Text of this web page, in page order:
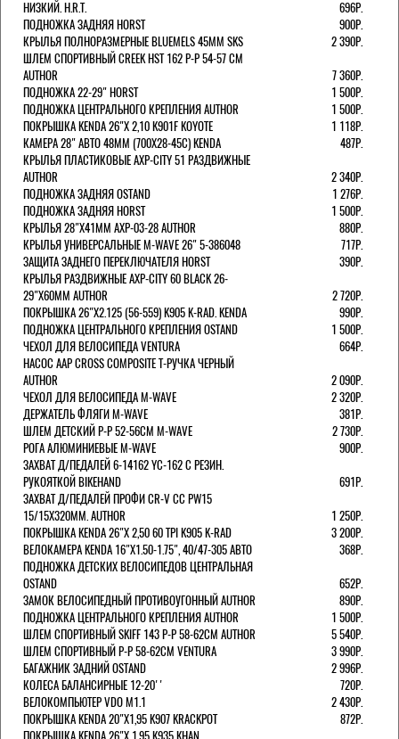
НИЗКИЙ. H.R.T.
696Р.
ПОДНОЖКА ЗАДНЯЯ HORST
900Р.
КРЫЛЬЯ ПОЛНОРАЗМЕРНЫЕ BLUEMELS 45MM SKS
2 390Р.
ШЛЕМ СПОРТИВНЫЙ CREEK HST 162 Р-Р 54-57 СМ
AUTHOR
7 360Р.
ПОДНОЖКА 22-29" HORST
1 500Р.
ПОДНОЖКА ЦЕНТРАЛЬНОГО КРЕПЛЕНИЯ AUTHOR
1 500Р.
ПОКРЫШКА KENDA 26"Х 2,10 K901F KOYOTE
1 118Р.
КАМЕРА 28" АВТО 48ММ (700Х28-45С) KENDA
487Р.
КРЫЛЬЯ ПЛАСТИКОВЫЕ AXP-CITY 51 РАЗДВИЖНЫЕ
AUTHOR
2 340Р.
ПОДНОЖКА ЗАДНЯЯ OSTAND
1 276Р.
ПОДНОЖКА ЗАДНЯЯ HORST
1 500Р.
КРЫЛЬЯ 28"Х41ММ AXP-03-28 AUTHOR
880Р.
КРЫЛЬЯ УНИВЕРСАЛЬНЫЕ M-WAVE 26" 5-386048
717Р.
ЗАЩИТА ЗАДНЕГО ПЕРЕКЛЮЧАТЕЛЯ HORST
390Р.
КРЫЛЬЯ РАЗДВИЖНЫЕ AXP-CITY 60 BLACK 26-
29"Х60ММ AUTHOR
2 720Р.
ПОКРЫШКА 26"Х2.125 (56-559) K905 K-RAD. KENDA
990Р.
ПОДНОЖКА ЦЕНТРАЛЬНОГО КРЕПЛЕНИЯ OSTAND
1 500Р.
ЧЕХОЛ ДЛЯ ВЕЛОСИПЕДА VENTURA
664Р.
НАСОС AAP CROSS COMPOSITE Т-РУЧКА ЧЕРНЫЙ
AUTHOR
2 090Р.
ЧЕХОЛ ДЛЯ ВЕЛОСИПЕДА M-WAVE
2 320Р.
ДЕРЖАТЕЛЬ ФЛЯГИ M-WAVE
381Р.
ШЛЕМ ДЕТСКИЙ Р-Р 52-56СМ M-WAVE
2 730Р.
РОГА АЛЮМИНИЕВЫЕ M-WAVE
900Р.
ЗАХВАТ Д/ПЕДАЛЕЙ 6-14162 YC-162 С РЕЗИН.
РУКОЯТКОЙ BIKEHAND
691Р.
ЗАХВАТ Д/ПЕДАЛЕЙ ПРОФИ CR-V CC PW15
15/15X320ММ. AUTHOR
1 250Р.
ПОКРЫШКА KENDA 26"Х 2,50 60 TPI K905 K-RAD
3 200Р.
ВЕЛОКАМЕРА KENDA 16"Х1.50-1.75", 40/47-305 АВТО
368Р.
ПОДНОЖКА ДЕТСКИХ ВЕЛОСИПЕДОВ ЦЕНТРАЛЬНАЯ
OSTAND
652Р.
ЗАМОК ВЕЛОСИПЕДНЫЙ ПРОТИВОУГОННЫЙ AUTHOR
890Р.
ПОДНОЖКА ЦЕНТРАЛЬНОГО КРЕПЛЕНИЯ AUTHOR
1 500Р.
ШЛЕМ СПОРТИВНЫЙ SKIFF 143 Р-Р 58-62СМ AUTHOR
5 540Р.
ШЛЕМ СПОРТИВНЫЙ Р-Р 58-62СМ VENTURA
3 990Р.
БАГАЖНИК ЗАДНИЙ OSTAND
2 996Р.
КОЛЕСА БАЛАНСИРНЫЕ 12-20''
720Р.
ВЕЛОКОМПЬЮТЕР VDO M1.1
2 430Р.
ПОКРЫШКА KENDA 20"Х1,95 K907 KRACKPOT
872Р.
ПОКРЫШКА KENDA 26"Х 1,95 K935 KHAN